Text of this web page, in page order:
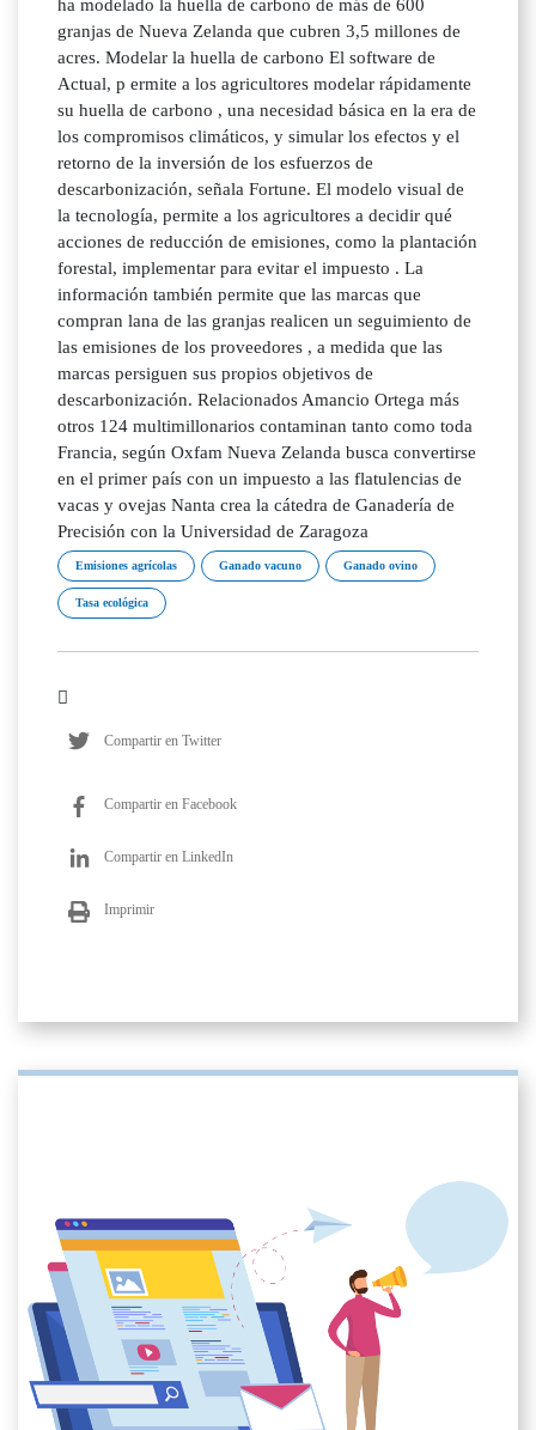
ha modelado la huella de carbono de más de 600
granjas de Nueva Zelanda que cubren 3,5 millones de
acres. Modelar la huella de carbono El software de
Actual, p ermite a los agricultores modelar rápidamente
su huella de carbono , una necesidad básica en la era de
los compromisos climáticos, y simular los efectos y el
retorno de la inversión de los esfuerzos de
descarbonización, señala Fortune. El modelo visual de
la tecnología, permite a los agricultores a decidir qué
acciones de reducción de emisiones, como la plantación
forestal, implementar para evitar el impuesto . La
información también permite que las marcas que
compran lana de las granjas realicen un seguimiento de
las emisiones de los proveedores , a medida que las
marcas persiguen sus propios objetivos de
descarbonización. Relacionados Amancio Ortega más
otros 124 multimillonarios contaminan tanto como toda
Francia, según Oxfam Nueva Zelanda busca convertirse
en el primer país con un impuesto a las flatulencias de
vacas y ovejas Nanta crea la cátedra de Ganadería de
Precisión con la Universidad de Zaragoza
Emisiones agrícolas Ganado vacuno Ganado ovino
Tasa ecológica
Compartir en Twitter
Compartir en Facebook
Compartir en LinkedIn
Imprimir